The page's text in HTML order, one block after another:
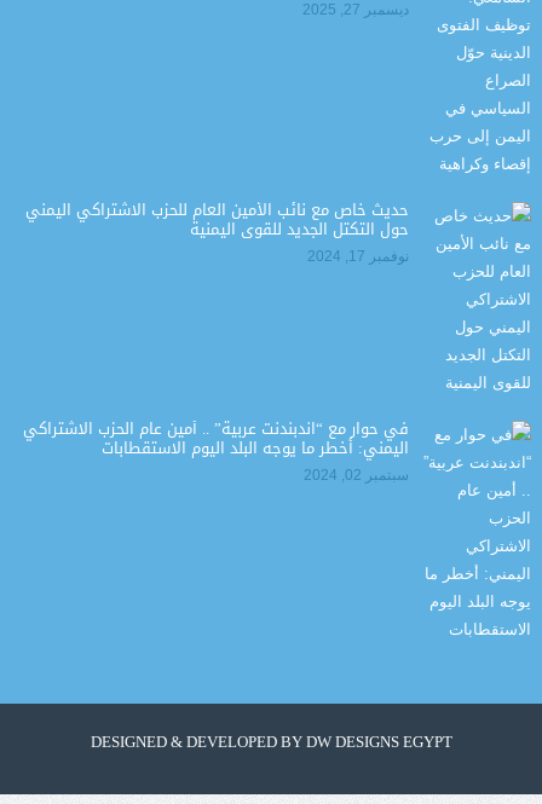
ديسمبر 27, 2025
حديث خاص مع نائب الأمين العام للحزب الاشتراكي اليمني
حول التكتل الجديد للقوى اليمنية
نوفمبر 17, 2024
في حوار مع “اندبندنت عربية” .. أمين عام الحزب الاشتراكي
اليمني: أخطر ما يوجه البلد اليوم الاستقطابات
سبتمبر 02, 2024
DESIGNED & DEVELOPED BYDW DESIGNS EGYPT